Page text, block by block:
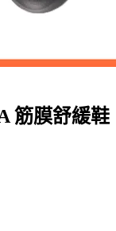
筋膜舒緩鞋